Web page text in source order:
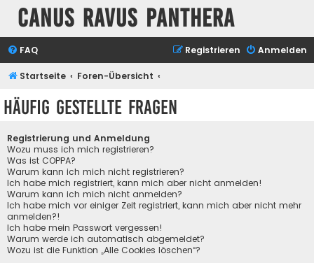
Canus Ravus Panthera
FAQ Anmelden
Registrieren
Startseite Foren-Übersicht
Häufig gestellte Fragen
Registrierung und Anmeldung
Wozu muss ich mich registrieren?
Was ist COPPA?
Warum kann ich mich nicht registrieren?
Ich habe mich registriert, kann mich aber nicht anmelden!
Warum kann ich mich nicht anmelden?
Ich habe mich vor einiger Zeit registriert, kann mich aber nicht mehr
anmelden?!
Ich habe mein Passwort vergessen!
Warum werde ich automatisch abgemeldet?
Wozu ist die Funktion „Alle Cookies löschen“?